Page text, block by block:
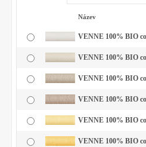
Název
VENNE 100% BIO
VENNE 100% BIO
VENNE 100% BIO
VENNE 100% BIO
VENNE 100% BIO
VENNE 100% BIO